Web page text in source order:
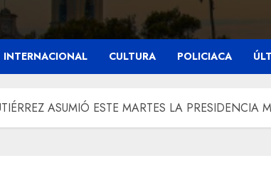
INTERNACIONAL CULTURA POLICIACA
ASUMIÓ ESTE MARTES LA